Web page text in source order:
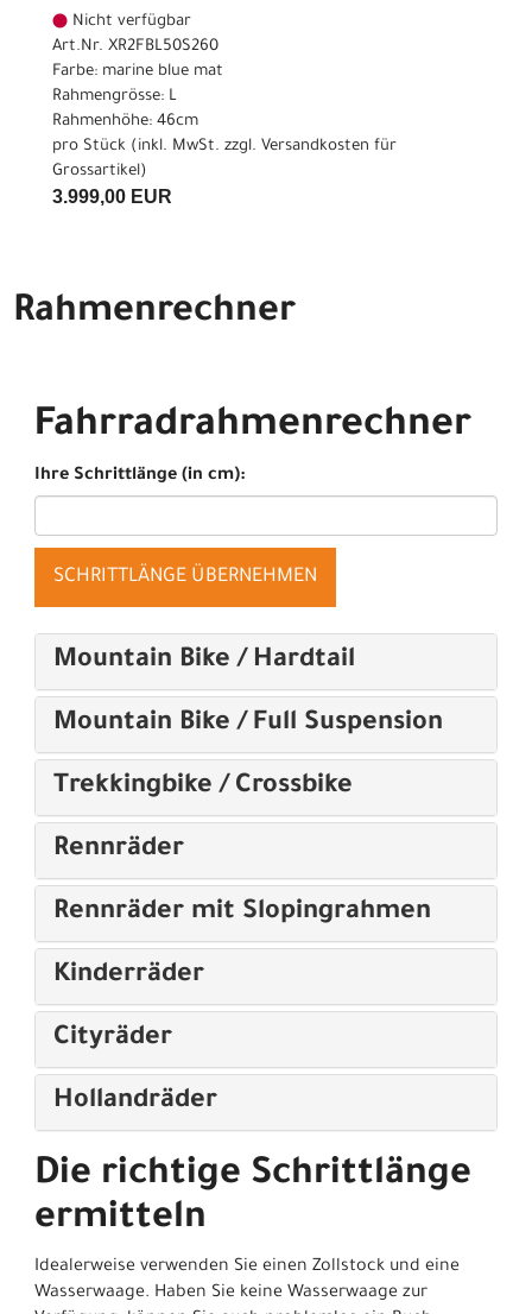
Nicht verfügbar
Art.Nr. XR2FBL50S260
Farbe: marine blue mat
Rahmengrösse: L
Rahmenhöhe: 46cm
pro Stück (inkl. MwSt. zzgl. Versandkosten für
Grossartikel)
3.999,00 EUR
Rahmenrechner
Fahrradrahmenrechner
Ihre Schrittlänge (in cm):
SCHRITTLÄNGE ÜBERNEHMEN
Mountain Bike / Hardtail
Mountain Bike / Full Suspension
Trekkingbike / Crossbike
Rennräder
Rennräder mit Slopingrahmen
Kinderräder
Cityräder
Hollandräder
Die richtige Schrittlänge
ermitteln
Idealerweise verwenden Sie einen Zollstock und eine
Wasserwaage. Haben Sie keine Wasserwaage zur